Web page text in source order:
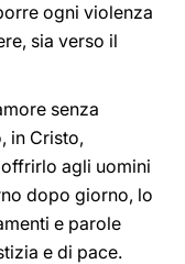
ogni violenza
sia verso il
senza
in Cristo,
agli uomini
dopo giorno, lo
e parole
e di pace.